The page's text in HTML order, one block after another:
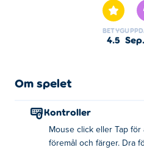
välja möbler och mattor till
friheten att designa layouten
rotera dem så att de passar
skrivbord, golv eller var du än
skapelse. Låt oss börja
dem med vänner!
BETYG
4.5
Om spelet
Kontroller
Mouse click eller Tap
föremål och färger. Dra